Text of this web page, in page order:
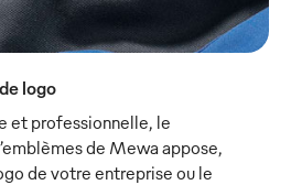
logo
et professionnelle, le
de Mewa appose,
de votre entreprise ou le